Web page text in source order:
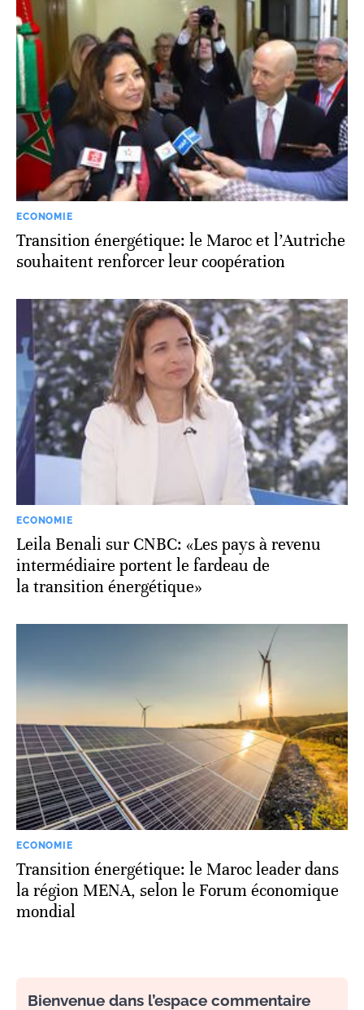
ECONOMIE
Transition énergétique: le Maroc et l’Autriche
souhaitent renforcer leur coopération
ECONOMIE
Leila Benali sur CNBC: «Les pays à revenu
intermédiaire portent le fardeau de
la transition énergétique»
ECONOMIE
Transition énergétique: le Maroc leader dans
la région MENA, selon le Forum économique
mondial
Bienvenue dans l’espace commentaire